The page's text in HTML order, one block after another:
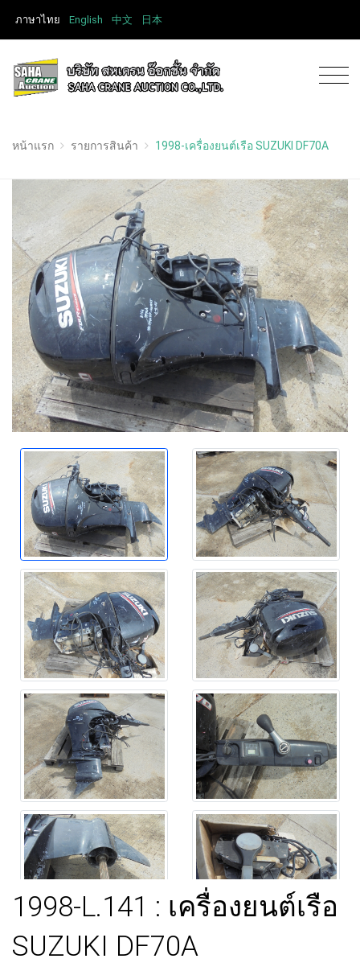
ภาษาไทย English 中文 日本
หน้าแรก รายการสินค้า 1998-เครื่องยนต์เรือ SUZUKI DF70A
1998-L.141 : เครื่องยนต์เรือ
SUZUKI DF70A